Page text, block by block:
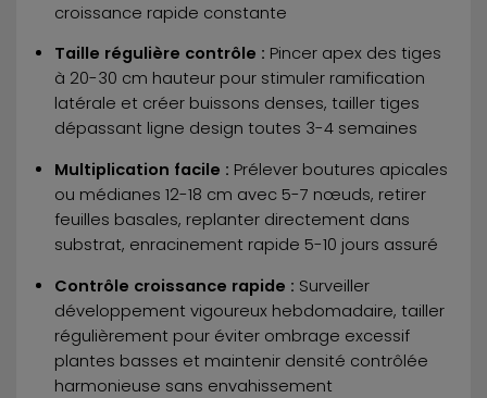
croissance rapide constante
Taille régulière contrôle : Pincer apex des tiges
à 20-30 cm hauteur pour stimuler ramification
latérale et créer buissons denses, tailler tiges
dépassant ligne design toutes 3-4 semaines
Multiplication facile : Prélever boutures apicales
ou médianes 12-18 cm avec 5-7 nœuds, retirer
feuilles basales, replanter directement dans
substrat, enracinement rapide 5-10 jours assuré
Contrôle croissance rapide : Surveiller
développement vigoureux hebdomadaire, tailler
régulièrement pour éviter ombrage excessif
plantes basses et maintenir densité contrôlée
harmonieuse sans envahissement